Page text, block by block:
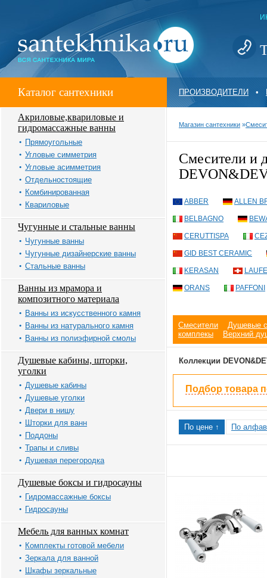
Каталог сантехники ПРОИЗВОДИТЕЛИ •
Акриловые,квариловые и
гидромассажные ванны
Прямоугольные
Угловые симметрия
Угловые асимметрия
Отдельностоящие
Комбинированная
Квариловые
Чугунные и стальные ванны
Чугунные ванны
Чугунные дизайнерские ванны
Стальные ванны
Ванны из мрамора и
композитного материала
Ванны из искусственного камня
Ванны из натурального камня
Ванны из полиэфирной смолы
Душевые кабины, шторки,
уголки
Душевые кабины
Душевые уголки
Двери в нишу
Шторки для ванн
Поддоны
Трапы и сливы
Душевая перегородка
Душевые боксы и гидросауны
Гидромассажные боксы
Гидросауны
Мебель для ванных комнат
Комплекты готовой мебели
Зеркала для ванной
Шкафы зеркальные
Магазин сантехники »
Смесители
ABBER ALLEN
BELBAGNO
CERUTTISPA
GID BEST CERAMIC
KERASAN
ORANS PAFFONI
Смесители
Душевые
комплекы
Верхний
Коллекции
Подбор товара
По цене ↑ По